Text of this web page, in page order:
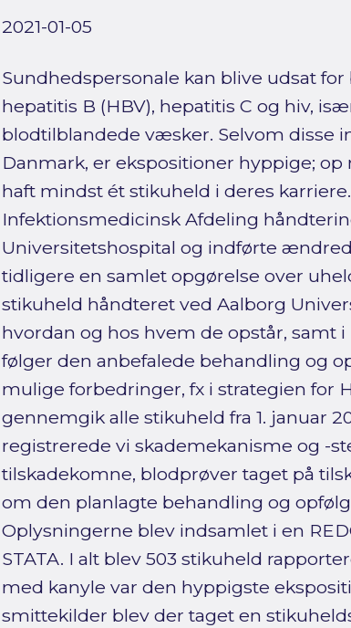
2021-01-05
Sundhedspersonale kan blive udsat
hepatitis B (HBV), hepatitis C og hiv,
blodtilblandede væsker. Selvom disse
Danmark, er ekspositioner hyppige;
haft mindst ét stikuheld i deres
Infektionsmedicinsk Afdeling
Universitetshospital og indførte
tidligere en samlet opgørelse over
stikuheld håndteret ved Aalborg
hvordan og hos hvem de opstår, samt
følger den anbefalede behandling og
mulige forbedringer, fx i strategien for
gennemgik alle stikuheld fra 1. januar
registrerede vi skademekanisme og -
tilskadekomne, blodprøver taget på
om den planlagte behandling og
Oplysningerne blev indsamlet i en
STATA. I alt blev 503 stikuheld
med kanyle var den hyppigste
smittekilder blev der taget en